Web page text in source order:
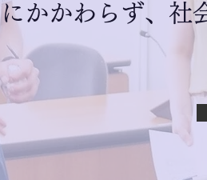
にかかわらず、社